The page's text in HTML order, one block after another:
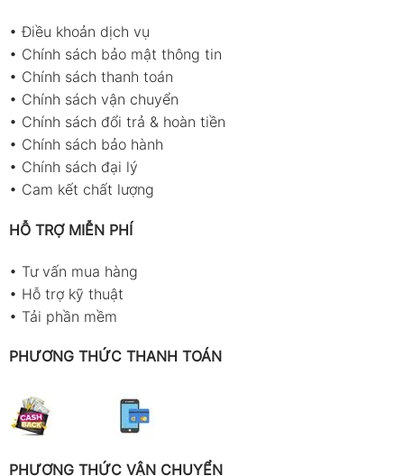
•Điều khoản dịch vụ
• Chính sách bảo mật thông tin
• Chính sách thanh toán
• Chính sách vận chuyển
• Chính sách đổi trả & hoàn tiền
• Chính sách bảo hành
• Chính sách đại lý
• Cam kết chất lượng
HỖ TRỢ MIỄN PHÍ
• Tư vấn mua hàng
• Hỗ trợ kỹ thuật
• Tải phần mềm
PHƯƠNG THỨC THANH TOÁN
PHƯƠNG THỨC VẬN CHUYỂN